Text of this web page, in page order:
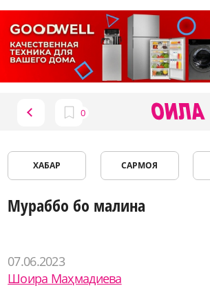
ХАБАР САРМОЯ
Мураббо бо малина
07.06.2023
Шоира Маҳмадиева